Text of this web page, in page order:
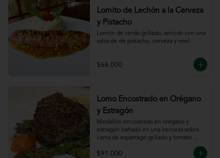
Lomito de Lechón a la Cerveza
y Pistacho
Lomito de cerdo grillado, servido con una
salsa de de pistacho, cerveza y miel.
$66.000
Lomo Encostrado en Orégano
y Estragón
Medallón encostrado en orégano y
estragón bañado en una bernesa sobre
cama de esparrago grillado y tomate
$91.000